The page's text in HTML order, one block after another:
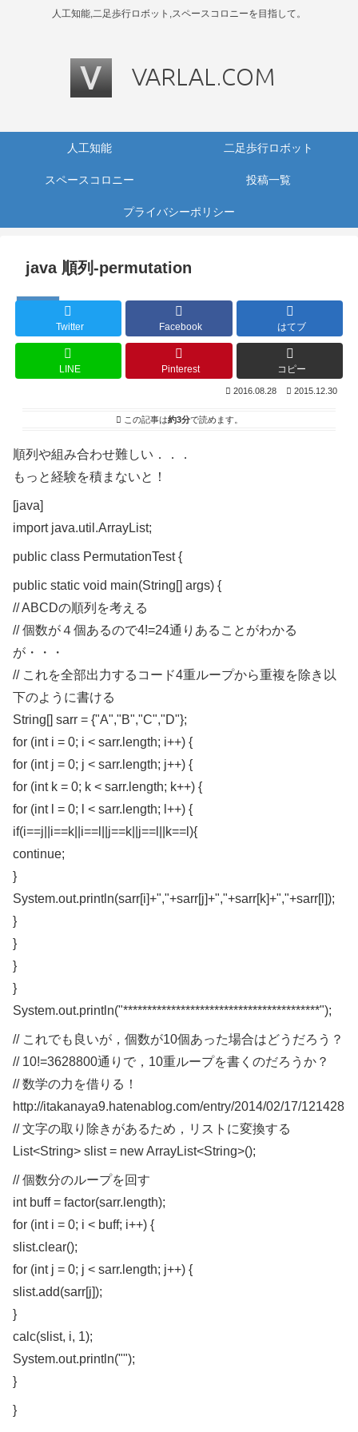
人工知能,二足歩行ロボット,スペースコロニーを目指して。
人工知能 二足歩行ロボット
スペースコロニー 投稿一覧
プライバシーポリシー
java 順列-permutation
Twitter Facebook はてブ
LINE Pinterest コピー
2016.08.28 2015.12.30
この記事は約3分で読めます。
順列や組み合わせ難しい．．．
もっと経験を積まないと！
[java]
import java.util.ArrayList;
public class PermutationTest {
public static void main(String[] args) {
// ABCDの順列を考える
// 個数が４個あるので4!=24通りあることがわかる
が・・・
// これを全部出力するコード4重ループから重複を除き以
下のように書ける
String[] sarr = {"A","B","C","D"};
for (int i = 0; i < sarr.length; i++) {
for (int j = 0; j < sarr.length; j++) {
for (int k = 0; k < sarr.length; k++) {
for (int l = 0; l < sarr.length; l++) {
if(i==j||i==k||i==l||j==k||j==l||k==l){
continue;
}
System.out.println(sarr[i]+","+sarr[j]+","+sarr[k]+","+sarr[l]);
}
}
}
}
System.out.println("*****************************************");
// これでも良いが，個数が10個あった場合はどうだろう？
// 10!=3628800通りで，10重ループを書くのだろうか？
// 数学の力を借りる！
http://itakanaya9.hatenablog.com/entry/2014/02/17/121428
// 文字の取り除きがあるため，リストに変換する
List<String> slist = new ArrayList<String>();
// 個数分のループを回す
int buff = factor(sarr.length);
for (int i = 0; i < buff; i++) {
slist.clear();
for (int j = 0; j < sarr.length; j++) {
slist.add(sarr[j]);
}
calc(slist, i, 1);
System.out.println("");
}
}